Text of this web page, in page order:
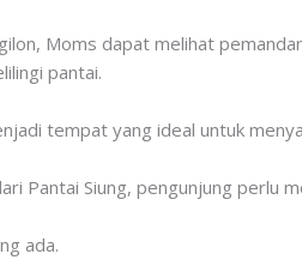
Moms dapat melihat
pantai.
tempat yang ideal untuk
Pantai Siung, pengunjung perlu
ada.